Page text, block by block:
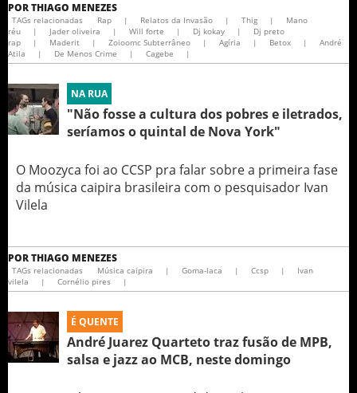
PORTHIAGO MENEZES
TAGs relacionadas Rap | Relatos da Invasão | Thig |
Mano
réu
| Jader oliveira | Will forte | Dj kokay |
Dj preto
rap
| Maderit | Zoioomc Subterrâneo | Agíria | Betox |
André
Atila
| De Menos Crime | Cagebe |
NA RUA
"Não fosse a cultura dos pobres e iletrados,
seríamos o quintal de Nova York"
O Moozyca foi ao CCSP pra falar sobre a primeira fase
da música caipira brasileira com o pesquisador Ivan
Vilela
PORTHIAGO MENEZES
TAGs relacionadas Música caipira | Goma-laca | Ccsp |
Ivan
vilela
| Cornélio pires |
É QUENTE
André Juarez Quarteto traz fusão de MPB,
salsa e jazz ao MCB, neste domingo